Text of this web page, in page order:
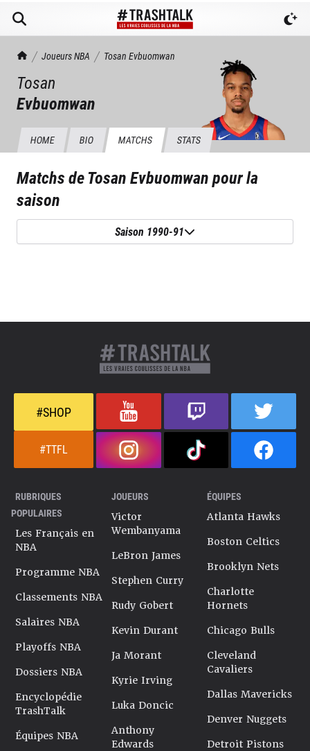
TrashTalk Actu NBA
Joueurs NBA Tosan Evbuomwan
Tosan
Evbuomwan
HOME BIO MATCHS STATS
Matchs deTosan Evbuomwanpour la
saison
Saison 1990-91
#SHOP
#TTFL
RUBRIQUES
POPULAIRES
Les Français en
NBA
Programme NBA
Classements NBA
Salaires NBA
Playoffs NBA
Dossiers NBA
Encyclopédie
TrashTalk
Équipes NBA
JOUEURS
Victor
Wembanyama
LeBron James
Stephen Curry
Rudy Gobert
Kevin Durant
Ja Morant
Kyrie Irving
Luka Doncic
Anthony
Edwards
ÉQUIPES
Atlanta Hawks
Boston Celtics
Brooklyn Nets
Charlotte
Hornets
Chicago Bulls
Cleveland
Cavaliers
Dallas Mavericks
Denver Nuggets
Detroit Pistons